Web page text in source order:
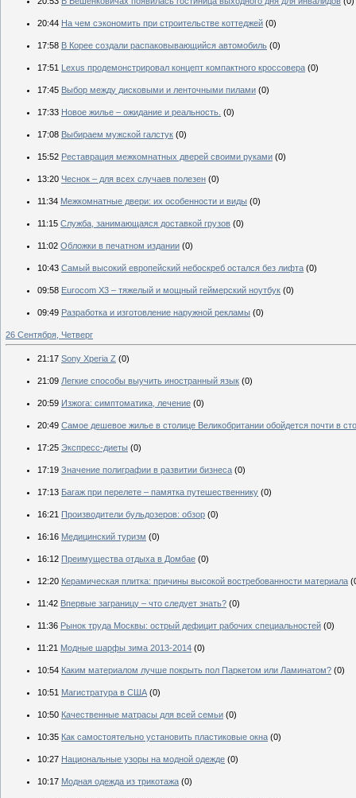
20:44 На чем сэкономить при строительстве коттеджей (0)
17:58 В Корее создали распаковывающийся автомобиль (0)
17:51 Lexus продемонстрировал концепт компактного кроссовера (0)
17:45 Выбор между дисковыми и ленточными пилами (0)
17:33 Новое жилье – ожидание и реальность. (0)
17:08 Выбираем мужской галстук (0)
15:52 Реставрация межкомнатных дверей своими руками (0)
13:20 Чеснок – для всех случаев полезен (0)
11:34 Межкомнатные двери: их особенности и виды (0)
11:15 Служба, занимающаяся доставкой грузов (0)
11:02 Обложки в печатном издании (0)
10:43 Самый высокий европейский небоскреб остался без лифта (0)
09:58 Eurocom X3 – тяжелый и мощный геймерский ноутбук (0)
09:49 Разработка и изготовление наружной рекламы (0)
26 Сентября, Четверг
21:17 Sony Xperia Z (0)
21:09 Легкие способы выучить иностранный язык (0)
20:59 Изжога: симптоматика, лечение (0)
20:49 Самое дешевое жилье в столице Великобритании обойдется почти в
17:25 Экспресс-диеты (0)
17:19 Значение полиграфии в развитии бизнеса (0)
17:13 Багаж при перелете – памятка путешественнику (0)
16:21 Производители бульдозеров: обзор (0)
16:16 Медицинский туризм (0)
16:12 Преимущества отдыха в Домбае (0)
12:20 Керамическая плитка: причины высокой востребованности материала
11:42 Впервые заграницу – что следует знать? (0)
11:36 Рынок труда Москвы: острый дефицит рабочих специальностей (0)
11:21 Модные шарфы зима 2013-2014 (0)
10:54 Каким материалом лучше покрыть пол Паркетом или Ламинатом? (0)
10:51 Магистратура в США (0)
10:50 Качественные матрасы для всей семьи (0)
10:35 Как самостоятельно установить пластиковые окна (0)
10:27 Национальные узоры на модной одежде (0)
10:17 Модная одежда из трикотажа (0)